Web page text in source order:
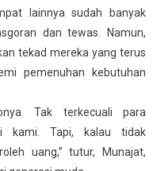
lainnya sudah banyak
dan tewas. Namun,
tekad mereka yang terus
pemenuhan kebutuhan
Tak terkecuali para
kami. Tapi, kalau tidak
uang,” tutur, Munajat,